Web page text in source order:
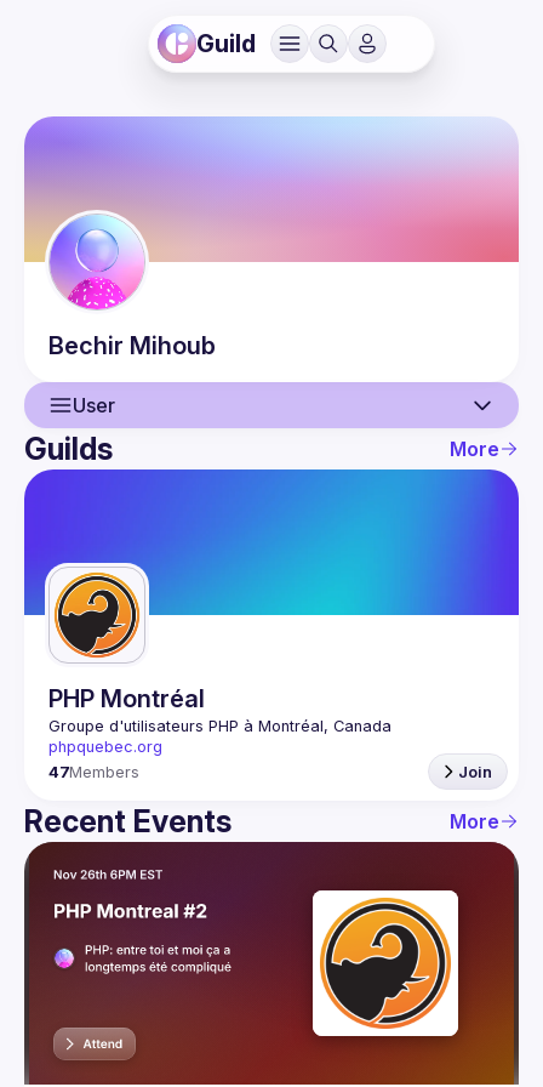
Guild
Bechir Mihoub
User
User
Guilds
Guilds More
PHP Montréal
Groupe d'utilisateurs PHP à Montréal, Canada
phpquebec.org
47Members Join
Recent Events More